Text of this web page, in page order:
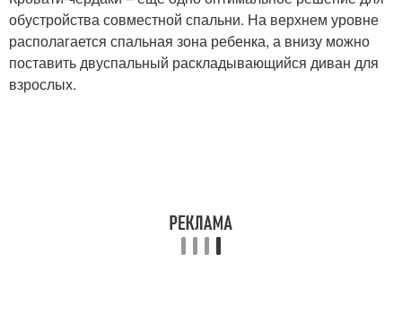
обустройства совместной спальни. На верхнем уровне
располагается спальная зона ребенка, а внизу можно
поставить двуспальный раскладывающийся диван для
взрослых.